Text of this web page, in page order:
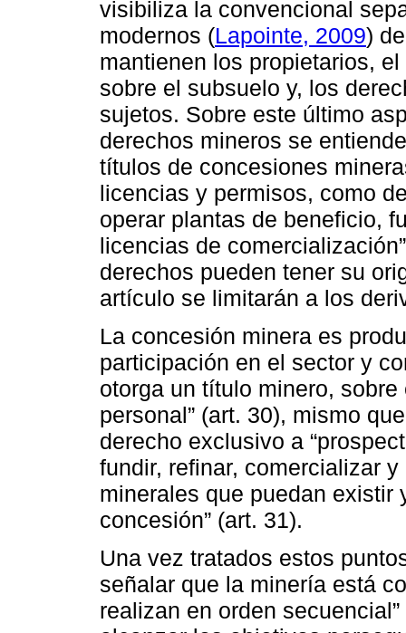
visibiliza la convencional
modernos (Lapointe, 2009)
mantienen los propietarios,
sobre el subsuelo y, los
sujetos. Sobre este último
derechos mineros se
títulos de concesiones
licencias y permisos, como
operar plantas de beneficio,
licencias de
derechos pueden tener su
artículo se limitarán a los
La concesión minera es
participación en el sector y
otorga un título minero,
personal” (art. 30), mismo
derecho exclusivo a
fundir, refinar, comercializar
minerales que puedan existir
concesión” (art. 31).
Una vez tratados estos
señalar que la minería está
realizan en orden